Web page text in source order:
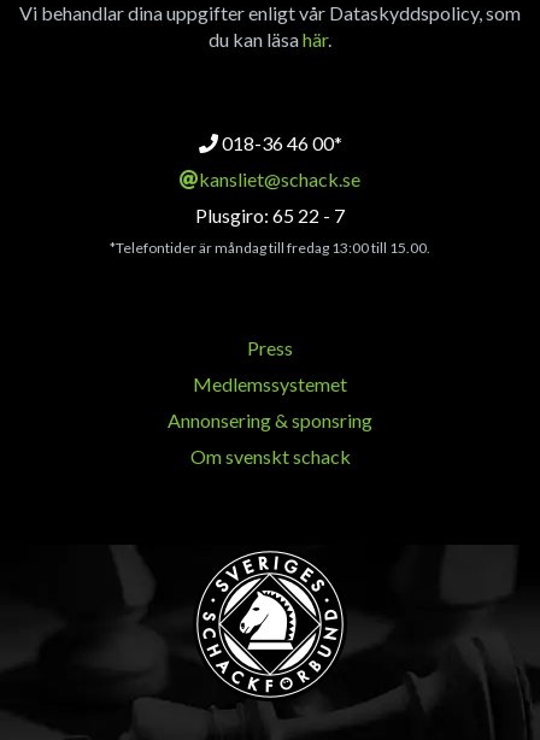
Vi behandlar dina uppgifter enligt vår Dataskyddspolicy, som
du kan läsahär.
018-36 46 00*
kansliet@schack.se
Plusgiro: 65 22 - 7
*Telefontider är måndag till fredag 13:00 till 15.00.
Press
Medlemssystemet
Annonsering & sponsring
Om svenskt schack